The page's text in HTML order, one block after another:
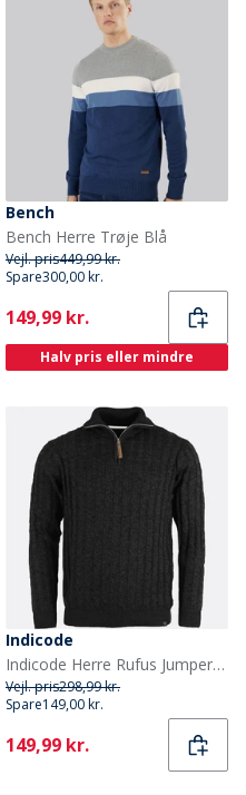
Bench
Bench Herre Trøje Blå
Vejl. pris449,99 kr.
Spare300,00 kr.
Current
149,99 kr.
Halv pris eller mindre
Indicode
Indicode Herre Rufus Jumper Sort
Vejl. pris298,99 kr.
Spare149,00 kr.
Current
149,99 kr.